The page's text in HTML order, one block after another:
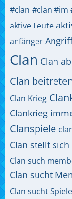
#clan #clan #im
aktive Leute
anfänger Angriff
Clan Clan
Clan beitreten
Clan Krieg
Clankrieg
Clanspiele
Clan stellt sich
Clan such
Clan sucht
Clan sucht